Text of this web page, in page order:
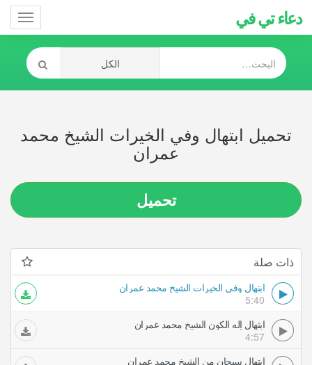
دعاء تي في
تحميل ابتهال وفي الخيرات الشيخ محمد
عمران
تحميل
ذات صلة
ابتهال وفي الخيرات الشيخ محمد عمران
5:40
ابتهال إله الكون الشيخ محمد عمران
4:57
ابتهال سبحان من الشيخ محمد عمران